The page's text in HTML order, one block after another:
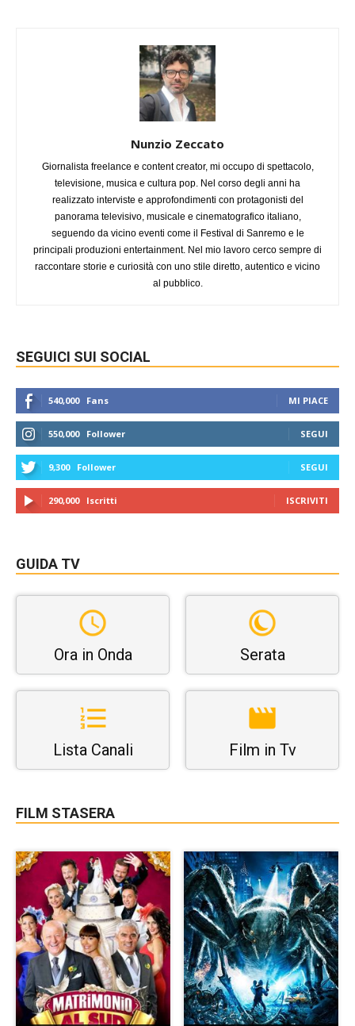
Nunzio Zeccato
Giornalista freelance e content creator, mi occupo di spettacolo,
televisione, musica e cultura pop. Nel corso degli anni ha
realizzato interviste e approfondimenti con protagonisti del
panorama televisivo, musicale e cinematografico italiano,
seguendo da vicino eventi come il Festival di Sanremo e le
principali produzioni entertainment. Nel mio lavoro cerco sempre di
raccontare storie e curiosità con uno stile diretto, autentico e vicino
al pubblico.
SEGUICI SUI SOCIAL
540,000 Fans MI PIACE
550,000 Follower SEGUI
9,300 Follower SEGUI
290,000 Iscritti ISCRIVITI
GUIDA TV
Ora in Onda Serata
Lista Canali Film in Tv
FILM STASERA